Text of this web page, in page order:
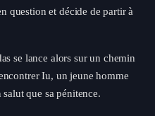
question et décide de partir à
se lance alors sur un chemin
Iu, un jeune homme
que sa pénitence.